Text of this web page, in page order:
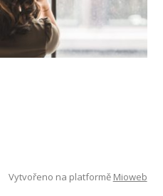
Vytvořeno na platformě Mioweb